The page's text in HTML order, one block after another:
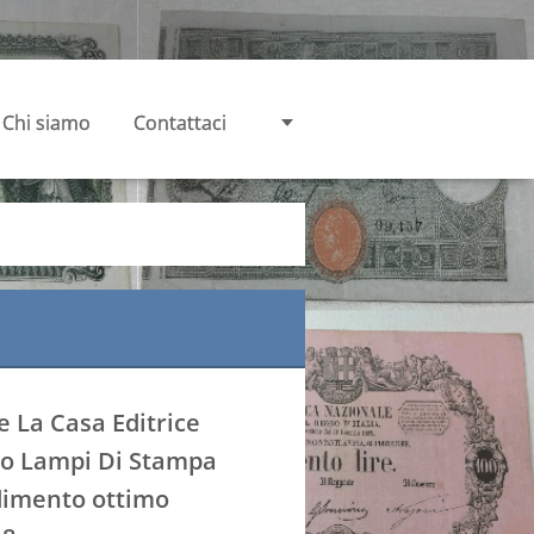
Chi siamo Contattaci
La Casa Editrice
Lampi Di Stampa
ottimo